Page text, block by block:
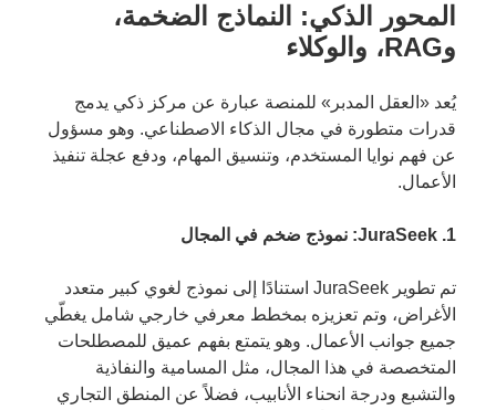
المحور الذكي: النماذج الضخمة،
وRAG، والوكلاء
يُعد «العقل المدبر» للمنصة عبارة عن مركز ذكي يدمج
قدرات متطورة في مجال الذكاء الاصطناعي. وهو مسؤول
عن فهم نوايا المستخدم، وتنسيق المهام، ودفع عجلة تنفيذ
الأعمال.
1. JuraSeek: نموذج ضخم في المجال
تم تطوير JuraSeek استنادًا إلى نموذج لغوي كبير متعدد
الأغراض، وتم تعزيزه بمخطط معرفي خارجي شامل يغطّي
جميع جوانب الأعمال. وهو يتمتع بفهم عميق للمصطلحات
المتخصصة في هذا المجال، مثل المسامية والنفاذية
والتشبع ودرجة انحناء الأنابيب، فضلاً عن المنطق التجاري